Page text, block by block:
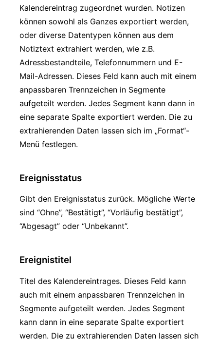
Kalendereintrag zugeordnet wurden. Notizen
können sowohl als Ganzes exportiert werden,
oder diverse Datentypen können aus dem
Notiztext extrahiert werden, wie z.B.
Adressbestandteile, Telefonnummern und E-
Mail-Adressen. Dieses Feld kann auch mit einem
anpassbaren Trennzeichen in Segmente
aufgeteilt werden. Jedes Segment kann dann in
eine separate Spalte exportiert werden. Die zu
extrahierenden Daten lassen sich im „Format“-
Menü festlegen.
Ereignisstatus
Gibt den Ereignisstatus zurück. Mögliche Werte
sind “Ohne”, “Bestätigt”, “Vorläufig bestätigt”,
“Abgesagt” oder “Unbekannt”.
Ereignistitel
Titel des Kalendereintrages. Dieses Feld kann
auch mit einem anpassbaren Trennzeichen in
Segmente aufgeteilt werden. Jedes Segment
kann dann in eine separate Spalte exportiert
werden. Die zu extrahierenden Daten lassen sich